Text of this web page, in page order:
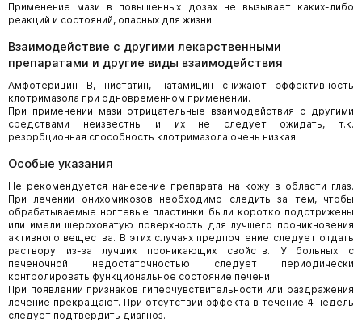
Применение мази в повышенных дозах не вызывает каких-либо
реакций и состояний, опасных для жизни.
Взаимодействие с другими лекарственными
препаратами и другие виды взаимодействия
Амфотерицин В, нистатин, натамицин снижают эффективность
клотримазола при одновременном применении.
При применении мази отрицательные взаимодействия с другими
средствами неизвестны и их не следует ожидать, т.к.
резорбционная способность клотримазола очень низкая.
Особые указания
Не рекомендуется нанесение препарата на кожу в области глаз.
При лечении онихомикозов необходимо следить за тем, чтобы
обрабатываемые ногтевые пластинки были коротко подстрижены
или имели шероховатую поверхность для лучшего проникновения
активного вещества. В этих случаях предпочтение следует отдать
раствору из-за лучших проникающих свойств. У больных с
печеночной недостаточностью следует периодически
контролировать функциональное состояние печени.
При появлении признаков гиперчувствительности или раздражения
лечение прекращают. При отсутствии эффекта в течение 4 недель
следует подтвердить диагноз.